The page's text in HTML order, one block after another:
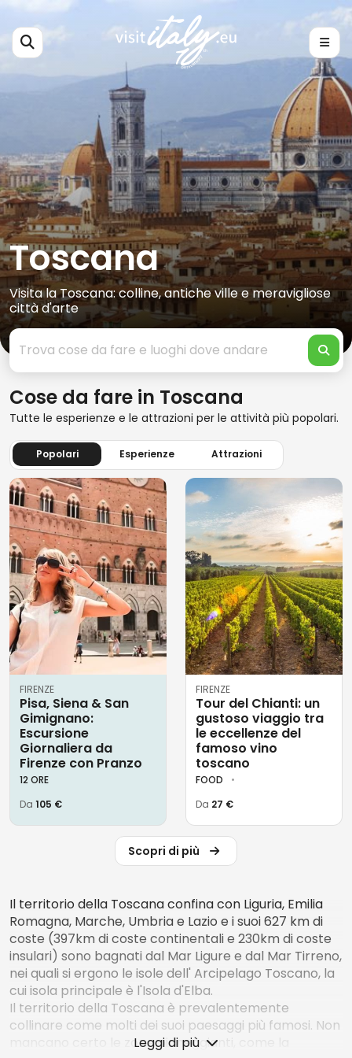
Toscana
Visita la Toscana: colline, antiche ville e meravigliose
città d'arte
Cose da fare in Toscana
Tutte le esperienze e le attrazioni per le attività più popolari.
Popolari Esperienze Attrazioni
FIRENZE
Pisa, Siena & San
Gimignano:
Escursione
Giornaliera da
Firenze con Pranzo
12 ORE
Da 105 €
FIRENZE
Tour del Chianti: un
gustoso viaggio tra
le eccellenze del
famoso vino
toscano
FOOD
Da 27 €
Scopri di più
Il territorio della Toscana confina con Liguria, Emilia
Romagna, Marche, Umbria e Lazio e i suoi 627 km di
coste (397km di coste continentali e 230km di coste
insulari) sono bagnati dal Mar Ligure e dal Mar Tirreno,
nei quali si ergono le isole dell' Arcipelago Toscano, la
cui isola principale è l'Isola d'Elba.
Il territorio della Toscana è prevalentemente
collinare come molti dei suoi paesaggi più famosi. Non
mancano certo le zone pianeggianti, come la
Leggi di più